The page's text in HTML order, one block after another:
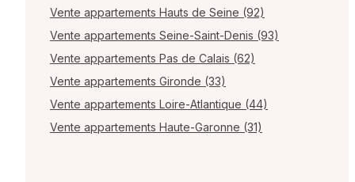
Vente appartements Hauts de Seine (92)
Vente appartements Seine-Saint-Denis (93)
Vente appartements Pas de Calais (62)
Vente appartements Gironde (33)
Vente appartements Loire-Atlantique (44)
Vente appartements Haute-Garonne (31)